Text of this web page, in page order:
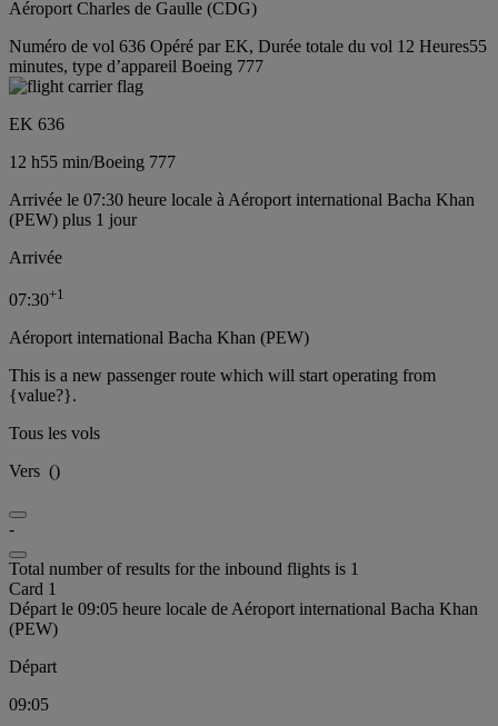
Aéroport Charles de Gaulle (CDG)
Numéro de vol 636 Opéré par EK, Durée totale du vol 12 Heures55
minutes, type d’appareil Boeing 777
EK 636
12 h55 min/Boeing 777
Arrivée le 07:30 heure locale à Aéroport international Bacha Khan
(PEW) plus 1 jour
Arrivée
07:30+1
Aéroport international Bacha Khan (PEW)
This is a new passenger route which will start operating from
{value?}.
Tous les vols
Vers ()
-
Total number of results for the inbound flights is 1
Card 1
Départ le 09:05 heure locale de Aéroport international Bacha Khan
(PEW)
Départ
09:05